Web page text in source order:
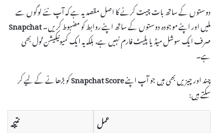
دوستوں کے ساتھ بات چیت کرنے کا اصل مقصد یہ ہے کہ آپ نئے لوگوں سے
ملیں اور اپنے موجودہ دوستوں کے ساتھ اپنے روابط کو مضبوط کریں۔Snapchat
صرف ایک سوشل میڈیا پلیٹ فارم نہیں ہے، بلکہ یہ ایک کمیونیکیشن ٹول بھی
ہے۔
چند اور چیزیں بھی ہیں جو آپ اپنےSnapchat Scoreکو بڑھانے کے لیے کر
سکتے ہیں:
عمل
نتیجہ